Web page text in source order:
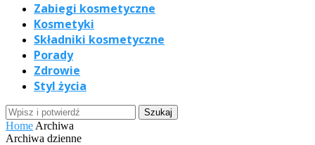
Zabiegi kosmetyczne
Kosmetyki
Składniki kosmetyczne
Porady
Zdrowie
Styl życia
Home Archiwa
Archiwa dzienne